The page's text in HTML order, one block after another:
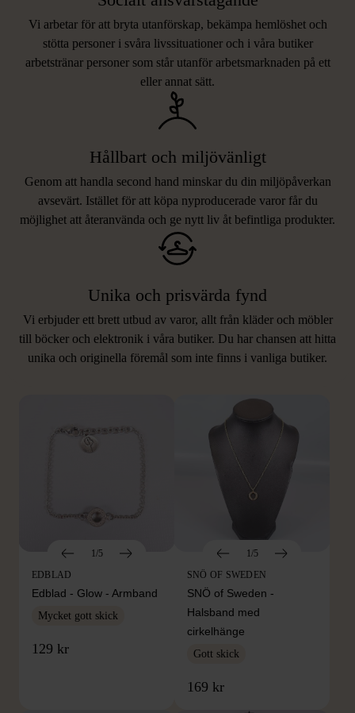
Vi arbetar för att bryta utanförskap, bekämpa hemlöshet och
stötta personer i svåra livssituationer och i våra butiker
arbetstränar personer som står utanför arbetsmarknaden på ett
eller annat sätt.
Hållbart och miljövänligt
Genom att handla second hand minskar du din miljöpåverkan
avsevärt. Istället för att köpa nyproducerade varor får du
möjlighet att återanvända och ge nytt liv åt befintliga produkter.
Unika och prisvärda fynd
Vi erbjuder ett brett utbud av varor, allt från kläder och möbler
till böcker och elektronik i våra butiker. Du har chansen att hitta
unika och originella föremål som inte finns i vanliga butiker.
LIKNANDE PRODUKTER
Hitta produkter som påminner om denna
1/5
EDBLAD
Edblad - Glow - Armband
Mycket gott skick
129 kr
1/5
SNÖ OF SWEDEN
SNÖ of Sweden -
Halsband med
cirkelhänge
Gott skick
169 kr